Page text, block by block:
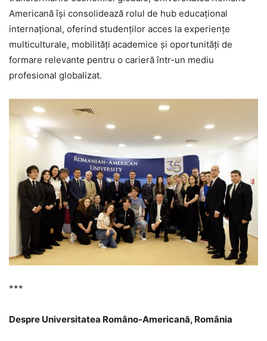
Americană își consolidează rolul de hub educațional
internațional, oferind studenților acces la experiențe
multiculturale, mobilități academice și oportunități de
formare relevante pentru o carieră într-un mediu
profesional globalizat.
***
Despre Universitatea Româno-Americană, România